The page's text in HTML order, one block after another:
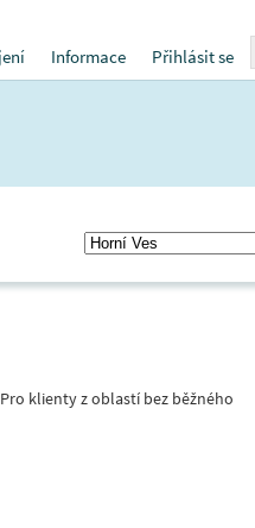
Informace Přihlásit se
klienty z oblastí bez běžného